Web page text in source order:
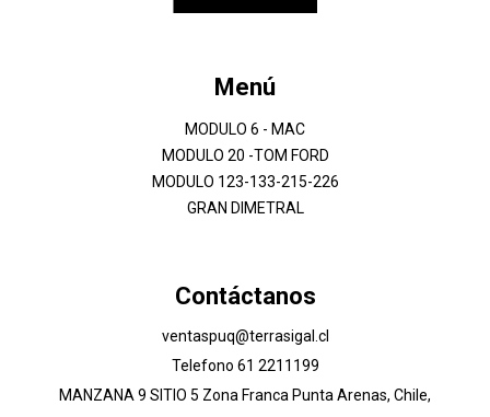
Menú
MODULO 6 - MAC
MODULO 20 -TOM FORD
MODULO 123-133-215-226
GRAN DIMETRAL
Contáctanos
ventaspuq@terrasigal.cl
Telefono 61 2211199
MANZANA 9 SITIO 5 Zona Franca Punta Arenas, Chile,